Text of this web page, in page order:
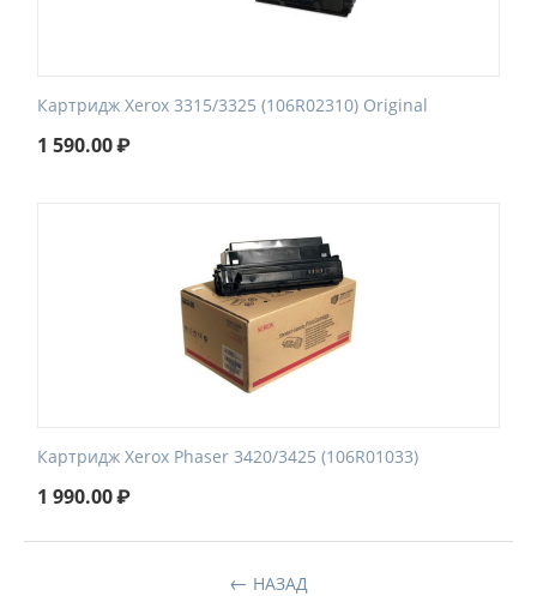
Картридж Xerox 3315/3325 (106R02310) Original
1 590.00₽
Картридж Xerox Phaser 3420/3425 (106R01033)
1 990.00₽
НАЗАД